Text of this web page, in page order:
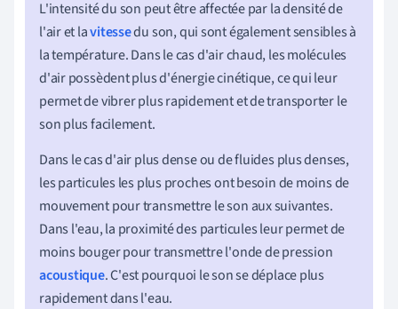
L'intensité du son peut être affectée par la densité de
l'air et lavitessedu son, qui sont également sensibles à
la température. Dans le cas d'air chaud, les molécules
d'air possèdent plus d'énergie cinétique, ce qui leur
permet de vibrer plus rapidement et de transporter le
son plus facilement.
Dans le cas d'air plus dense ou de fluides plus denses,
les particules les plus proches ont besoin de moins de
mouvement pour transmettre le son aux suivantes.
Dans l'eau, la proximité des particules leur permet de
moins bouger pour transmettre l'onde de pression
acoustique. C'est pourquoi le son se déplace plus
rapidement dans l'eau.